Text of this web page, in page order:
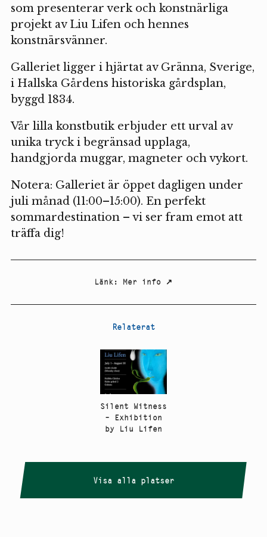
som presenterar verk och konstnärliga
projekt av Liu Lifen och hennes
konstnärsvänner.
Galleriet ligger i hjärtat av Gränna, Sverige,
i Hallska Gårdens historiska gårdsplan,
byggd 1834.
Vår lilla konstbutik erbjuder ett urval av
unika tryck i begränsad upplaga,
handgjorda muggar, magneter och vykort.
Notera: Galleriet är öppet dagligen under
juli månad (11:00–15:00). En perfekt
sommardestination – vi ser fram emot att
träffa dig!
Länk: Mer info ↗
Relaterat
Silent Witness
– Exhibition
by Liu Lifen
Visa alla platser